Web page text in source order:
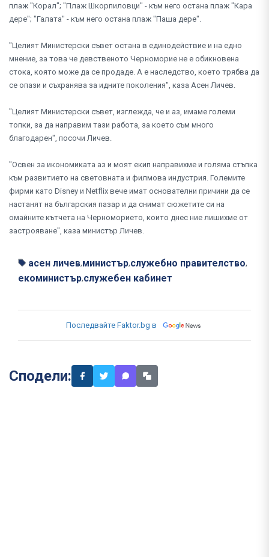
плаж "Корал"; "Плаж Шкорпиловци" - към него остана плаж "Кара
дере"; "Галата" - към него остана плаж "Паша дере".
"Целият Министерски съвет остана в единодействие и на едно
мнение, за това че девственото Черноморие не е обикновена
стока, която може да се продаде. А е наследство, което трябва да
се опази и съхранява за идните поколения", каза Асен Личев.
"Целият Министерски съвет, изглежда, че и аз, имаме големи
топки, за да направим тази работа, за което съм много
благодарен", посочи Личев.
"Освен за икономиката аз и моят екип направихме и голяма стъпка
към развитието на световната и филмова индустрия. Големите
фирми като Disney и Netflix вече имат основателни причини да се
настанят на българския пазар и да снимат сюжетите си на
омайните кътчета на Черноморието, които днес ние лишихме от
застрояване", каза министър Личев.
асен личев,министър,служебно правителство,
екоминистър,служебен кабинет
Последвайте Faktor.bg в
Сподели: